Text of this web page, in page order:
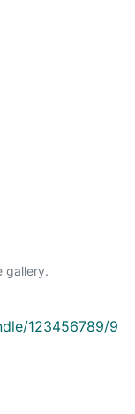
gallery.
123456789/9